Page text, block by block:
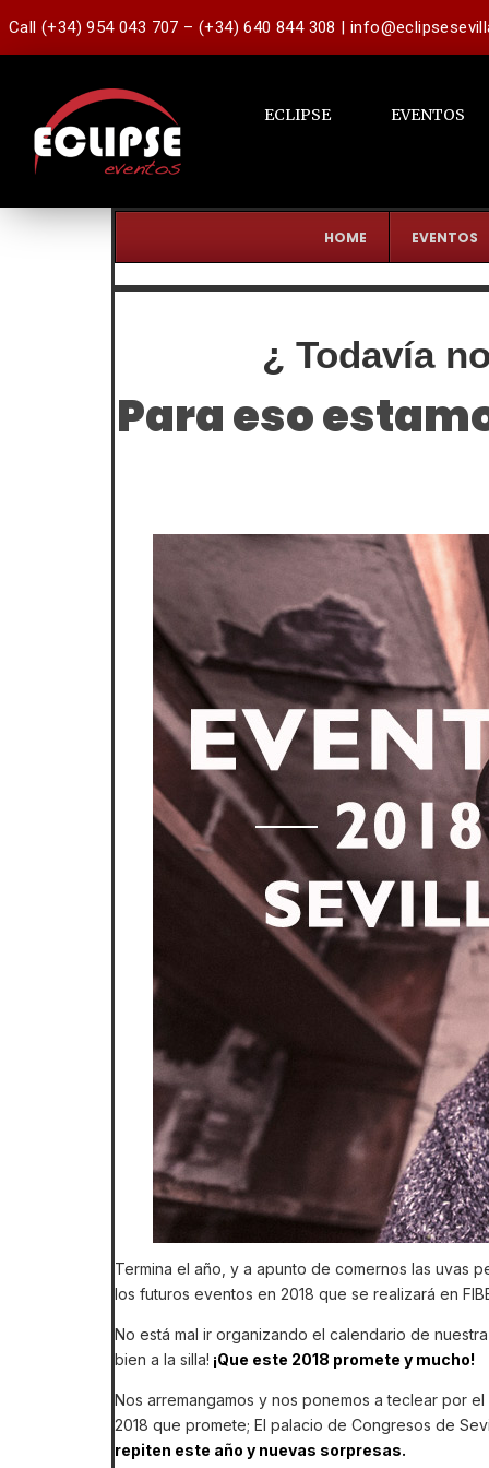
Call (+34) 954 043 707 – (+34) 640 844 308 |
ECLIPSE EVENTOS
HOME EVENTOS
¿ Todavía
Para eso
Termina el año, y a apunto de comernos las uvas
los futuros eventos en 2018 que se realizará en
No está mal ir organizando el calendario de
bien a la silla! ¡Que este 2018 promete y mucho!
Nos arremangamos y nos ponemos a teclear por
2018 que promete; El palacio de Congresos de
repiten este año y nuevas sorpresas.